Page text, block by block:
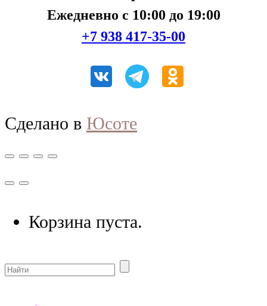
Ежедневно с 10:00 до 19:00
+7 938 417-35-00
Сделано в Юсоте
Корзина пуста.